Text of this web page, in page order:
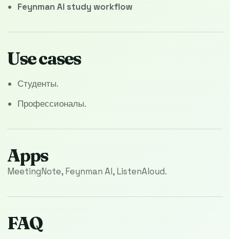
Feynman AI study workflow
Use cases
Студенты.
Профессионалы.
Apps
MeetingNote, Feynman AI, ListenAloud.
FAQ